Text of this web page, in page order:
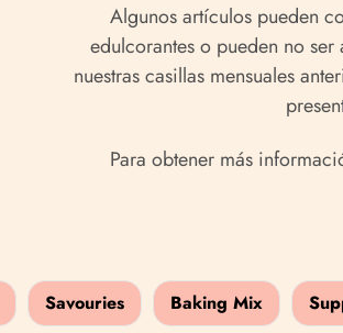
Algunos artículos pueden
edulcorantes o pueden no
nuestras casillas mensuales
Para obtener más
Savouries Baking Mix